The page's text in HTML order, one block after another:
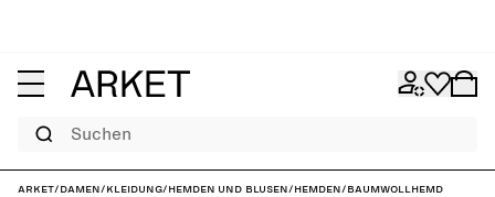
Suchen
ARKET/Damen/Kleidung/Hemden und Blusen/Hemden/Baumwollhemd